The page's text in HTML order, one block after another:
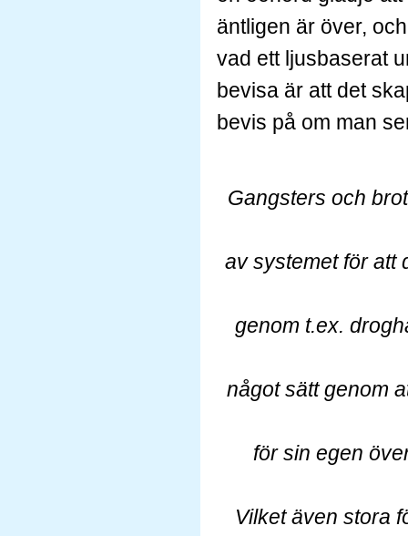
äntligen är över,
vad ett ljusbaserat
bevisa är att det
bevis på om man
Gangsters och
av systemet för att
genom t.ex.
någotsätt genom
för sin egen
Vilket även stora